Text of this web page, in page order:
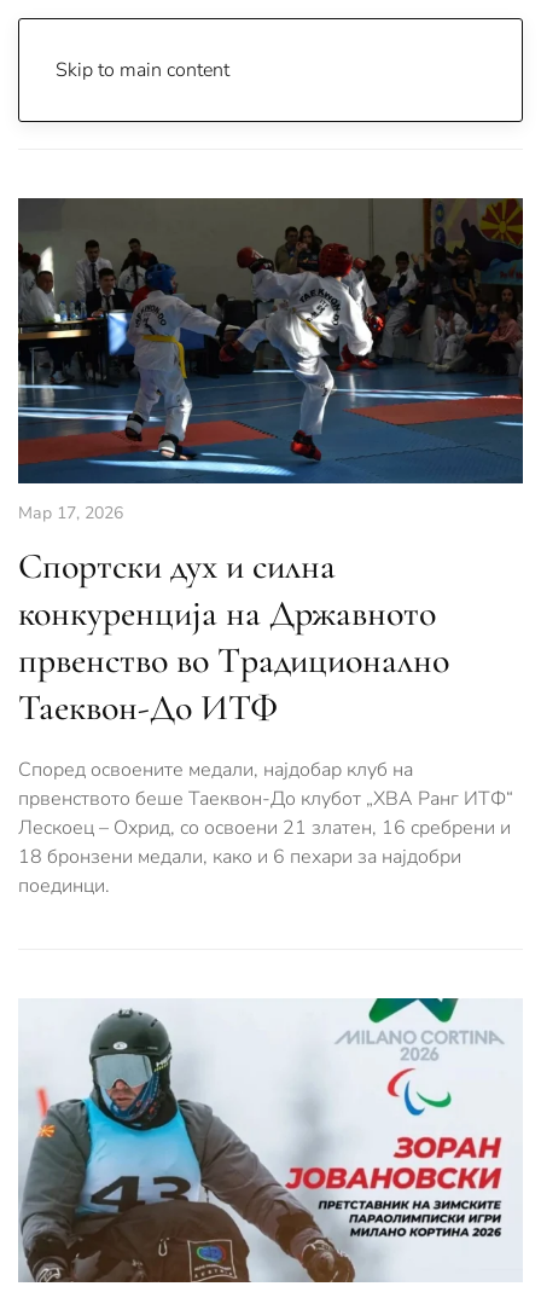
Skip to main content
Мар 17, 2026
Спортски дух и силна
конкуренција на Државното
првенство во Tрадиционално
Таеквон-До ИТФ
Според освоените медали, најдобар клуб на
првенството беше Таеквон-До клубот „ХВА Ранг ИТФ“
Лескоец – Охрид, со освоени 21 златен, 16 сребрени и
18 бронзени медали, како и 6 пехари за најдобри
поединци.